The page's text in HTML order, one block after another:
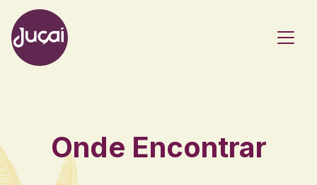
Main Navigation
Onde Encontrar